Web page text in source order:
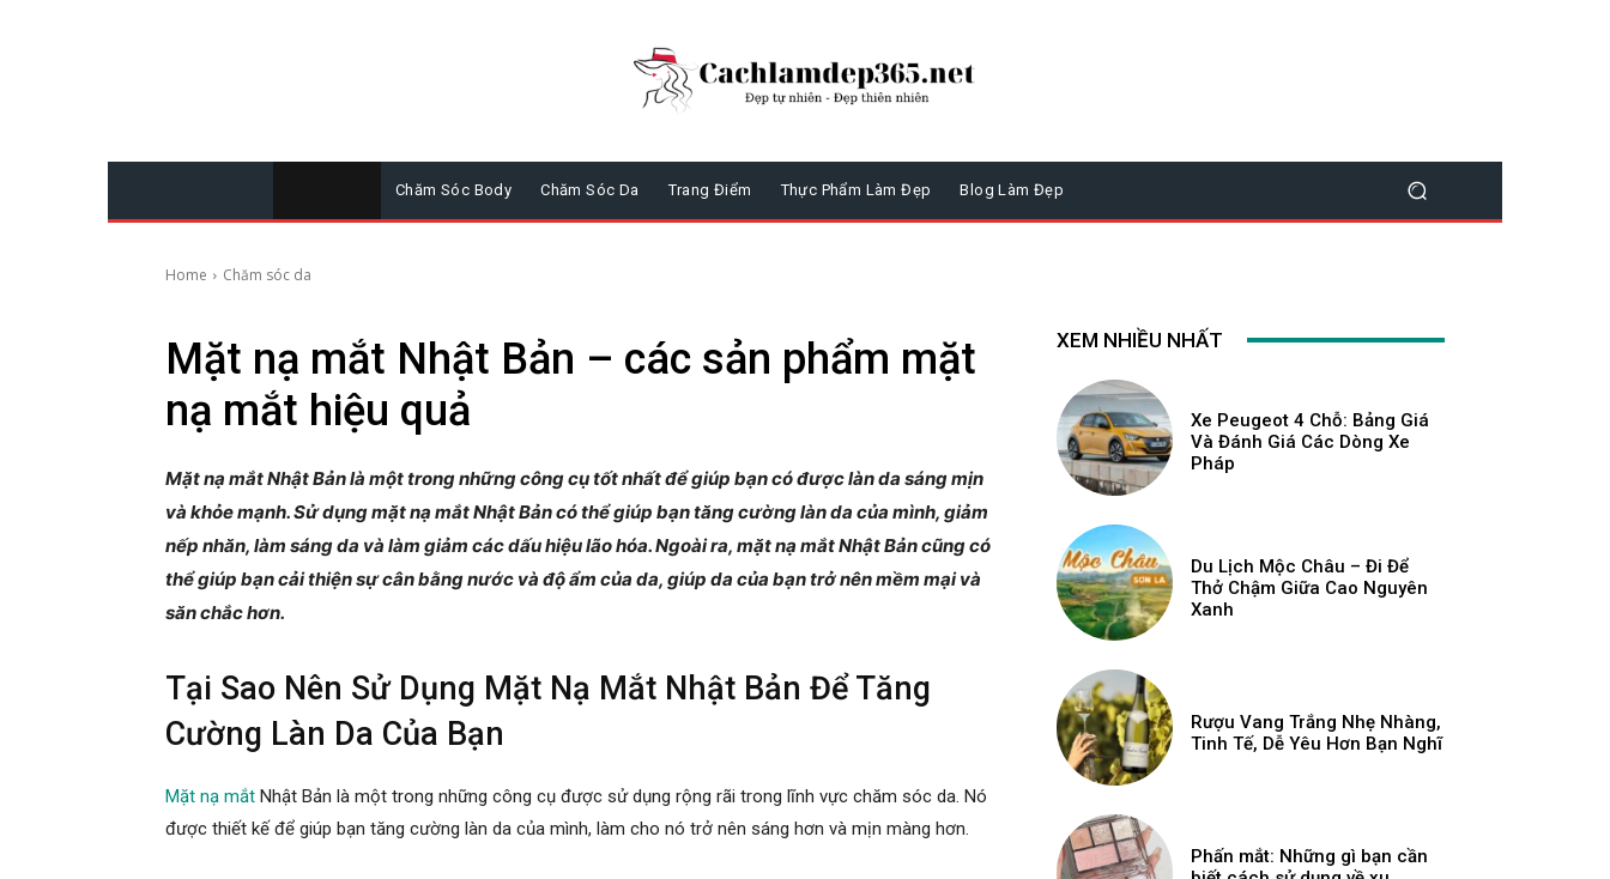
Chăm Sóc Body Chăm Sóc Da Trang Điểm Thực Phẩm Làm Đẹp Blog Làm Đẹp
Home Chăm sóc da
Mặt nạ mắt Nhật Bản – các sản phẩm mặt
nạ mắt hiệu quả
Mặt nạ mắt Nhật Bản là một trong những công cụ tốt nhất để giúp bạn có được làn da sáng mịn
và khỏe mạnh. Sử dụng mặt nạ mắt Nhật Bản có thể giúp bạn tăng cường làn da của mình, giảm
nếp nhăn, làm sáng da và làm giảm các dấu hiệu lão hóa. Ngoài ra, mặt nạ mắt Nhật Bản cũng có
thể giúp bạn cải thiện sự cân bằng nước và độ ẩm của da, giúp da của bạn trở nên mềm mại và
săn chắc hơn.
Tại Sao Nên Sử Dụng Mặt Nạ Mắt Nhật Bản Để Tăng
Cường Làn Da Của Bạn
Mặt nạ mắt Nhật Bản là một trong những công cụ được sử dụng rộng rãi trong lĩnh vực chăm sóc da. Nó
được thiết kế để giúp bạn tăng cường làn da của mình, làm cho nó trở nên sáng hơn và mịn màng hơn.
XEM NHIỀU NHẤT
Xe Peugeot 4 Chỗ: Bảng Giá
Và Đánh Giá Các Dòng Xe
Pháp
Du Lịch Mộc Châu – Đi Để
Thở Chậm Giữa Cao Nguyên
Xanh
Rượu Vang Trắng Nhẹ Nhàng,
Tinh Tế, Dễ Yêu Hơn Bạn Nghĩ
Phấn mắt: Những gì bạn cần